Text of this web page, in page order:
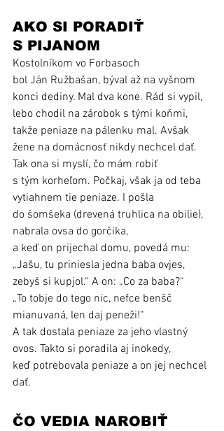
AKO SI PORADIŤ
S PIJANOM
Kostolníkom vo Forbasoch
bol Ján Ružbašan, býval až na vyšnom
konci dediny. Mal dva kone. Rád si vypil,
lebo chodil na zárobok s tými koňmi,
takže peniaze na pálenku mal. Avšak
žene na domácnosť nikdy nechcel dať.
Tak ona si myslí, čo mám robiť
s tým korheľom. Počkaj, však ja od teba
vytiahnem tie peniaze. I pošla
do šomšeka (drevená truhlica na obilie),
nabrala ovsa do gorčika,
a keď on prijechal domu, povedá mu:
„Jašu, tu priniesla jedna baba ovjes,
zebyš si kupjol.“ A on: „Co za baba?“
„To tobje do tego nic, nefce benšč
mianuvaná, len daj peneži!“
A tak dostala peniaze za jeho vlastný
ovos. Takto si poradila aj inokedy,
keď potrebovala peniaze a on jej nechcel
dať.
ČO VEDIA NAROBIŤ